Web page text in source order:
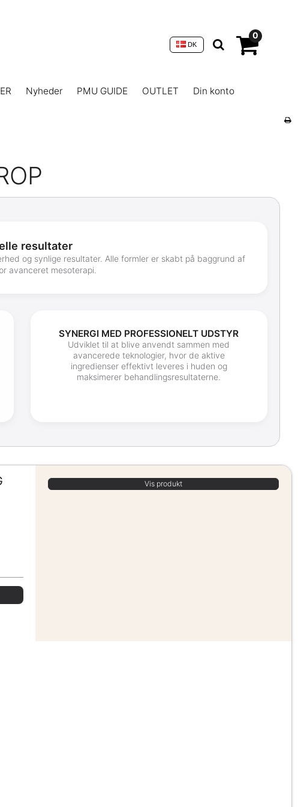
0
DK
Nyheder PMU GUIDE OUTLET Din konto
resultater
og synlige resultater. Alle formler er skabt på baggrund af
avanceret mesoterapi.
SYNERGI MED PROFESSIONELT UDSTYR
Udviklet til at blive anvendt sammen med
avancerede teknologier, hvor de aktive
ingredienser effektivt leveres i huden og
maksimerer behandlingsresultaterne.
Vis produkt